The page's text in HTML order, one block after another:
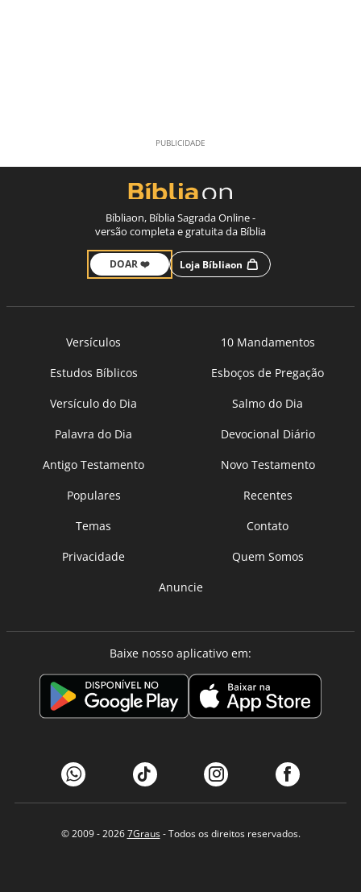
Bíbliaon, Bíblia Sagrada Online -
versão completa e gratuita da Bíblia
DOAR ❤️ Loja Bíbliaon
Versículos
10 Mandamentos
Estudos Bíblicos
Esboços de Pregação
Versículo do Dia
Salmo do Dia
Palavra do Dia
Devocional Diário
Antigo Testamento
Novo Testamento
Populares
Recentes
Temas
Contato
Privacidade
Quem Somos
Anuncie
Baixe nosso aplicativo em:
© 2009 - 20267Graus- Todos os direitos reservados.